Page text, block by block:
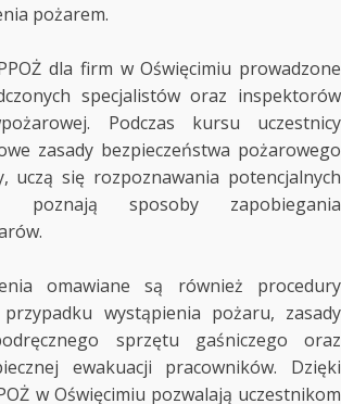
pożarem.
dla firm w Oświęcimiu prowadzone
specjalistów oraz inspektorów
Podczas kursu uczestnicy
zasady bezpieczeństwa pożarowego
uczą się rozpoznawania potencjalnych
poznają sposoby zapobiegania
omawiane są również procedury
wystąpienia pożaru, zasady
sprzętu gaśniczego oraz
ewakuacji pracowników. Dzięki
w Oświęcimiu pozwalają uczestnikom